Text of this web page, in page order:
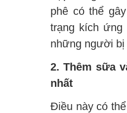
phê có thể
trạng kích
những người bị
2. Thêm sữa
nhất
Điều này có